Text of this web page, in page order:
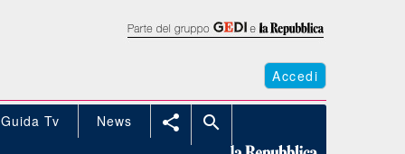
Accedi
Guida Tv News  